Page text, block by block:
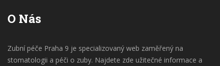
O Nás
Zubní péče Praha 9 je specializovaný web zaměřený na
stomatologii a péči o zuby. Najdete zde užitečné informace a